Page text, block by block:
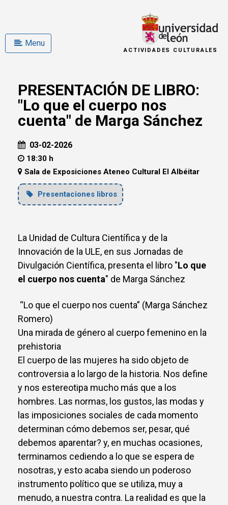
Menu
ACTIVIDADES CULTURALES
PRESENTACIÓN DE LIBRO:
"Lo que el cuerpo nos
cuenta" de Marga Sánchez
03-02-2026
18:30 h
Sala de Exposiciones Ateneo Cultural El Albéitar
Presentaciones libros
La Unidad de Cultura Científica y de la
Innovación de la ULE, en sus Jornadas de
Divulgación Científica, presenta el libro "Lo que
el cuerpo nos cuenta" de Marga Sánchez
“Lo que el cuerpo nos cuenta” (Marga Sánchez
Romero)
Una mirada de género al cuerpo femenino en la
prehistoria
El cuerpo de las mujeres ha sido objeto de
controversia a lo largo de la historia. Nos define
y nos estereotipa mucho más que a los
hombres. Las normas, los gustos, las modas y
las imposiciones sociales de cada momento
determinan cómo debemos ser, pesar, qué
debemos aparentar? y, en muchas ocasiones,
terminamos cediendo a lo que se espera de
nosotras, y esto acaba siendo un poderoso
instrumento político que se utiliza, muy a
menudo, a nuestra contra. La realidad es que la